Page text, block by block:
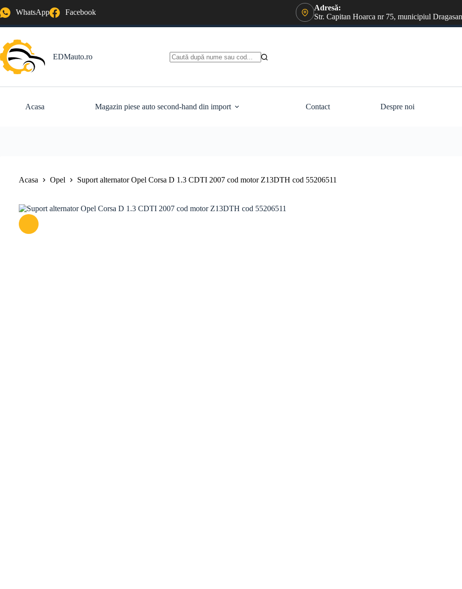
la
WhatsApp Facebook
Adresă:
Str. Capitan Hoarca nr 75, municipiul
EDMauto.ro
Acasa Magazin piese auto second-hand din import Contact Despre noi
Acasa Opel Suport alternator Opel Corsa D 1.3 CDTI 2007 cod motor Z13DTH cod 55206511